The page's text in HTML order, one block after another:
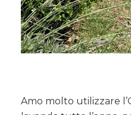
Amo molto utilizzare